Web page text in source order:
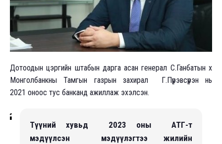
Дотоодын цэргийн штабын дарга асан генерал С.Ганбатын хүү
Монголбанкны Тамгын газрын захирал Г.Пүрэвсүрэн нь
2021 оноос тус банканд ажиллаж эхэлсэн.
Түүний хувьд 2023 оны АТГ-т
мэдүүлсэн мэдүүлэгтээ жилийн